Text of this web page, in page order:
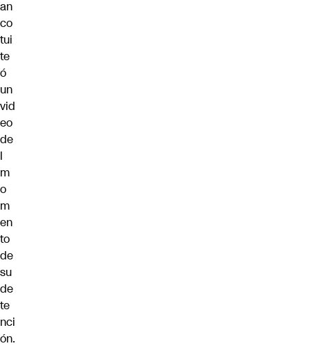
an
co
tui
te
ó
un
vid
eo
de
l
m
o
m
en
to
de
su
de
te
nci
ón.